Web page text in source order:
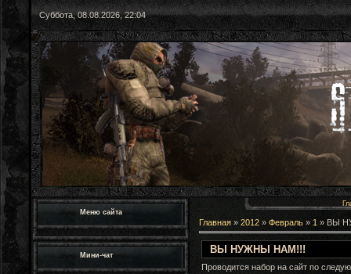
Суббота, 08.08.2026, 22:04
Меню сайта
Мини-чат
Главная » 2012 » Февраль » 1 » ВЫ
ВЫ НУЖНЫ НАМ!!!
Проводится набор на сайт по